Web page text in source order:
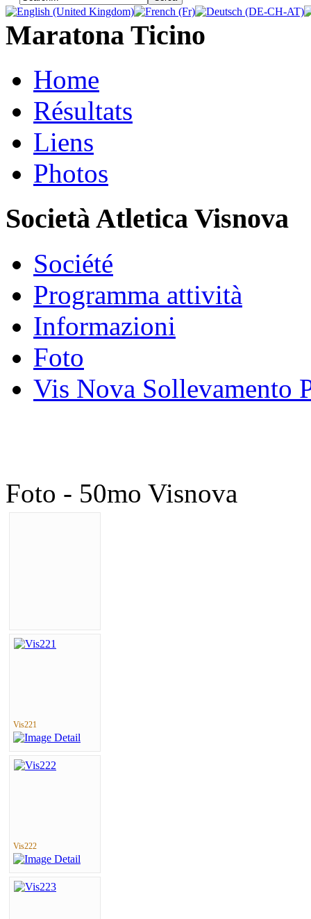
Maratona Ticino
Home
Résultats
Liens
Photos
Società Atletica Visnova
Société
Programma attività
Informazioni
Foto
Vis Nova Sollevamento
Foto - 50mo Visnova
Vis221
Vis222